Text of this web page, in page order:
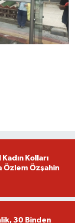
Kolları
Özlem Özşahin
30 Binden